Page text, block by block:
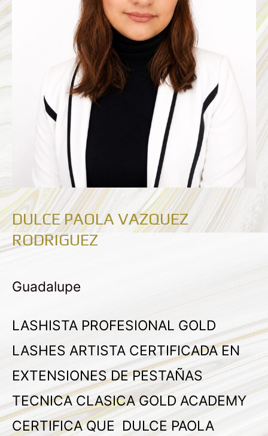
DULCE PAOLA VAZQUEZ
RODRIGUEZ
Guadalupe
LASHISTA PROFESIONAL GOLD
LASHES ARTISTA CERTIFICADA EN
EXTENSIONES DE PESTAÑAS
TECNICA CLASICA GOLD ACADEMY
CERTIFICA QUE DULCE PAOLA